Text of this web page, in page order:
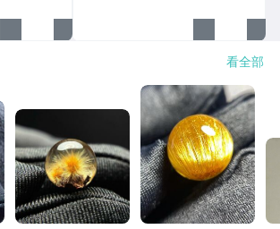
看全部